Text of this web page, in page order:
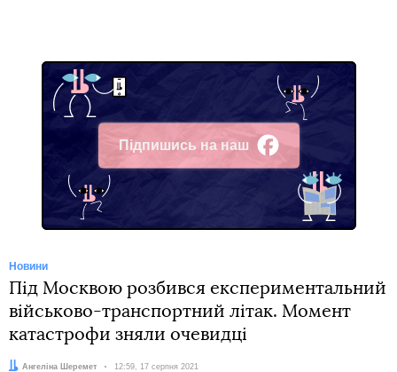
Підпишись на наш
Facebook
Новини
Під Москвою розбився експериментальний
військово-транспортний літак. Момент
катастрофи зняли очевидці
Автор:
Ангеліна Шеремет Дата:
12:59, 17 серпня 2021